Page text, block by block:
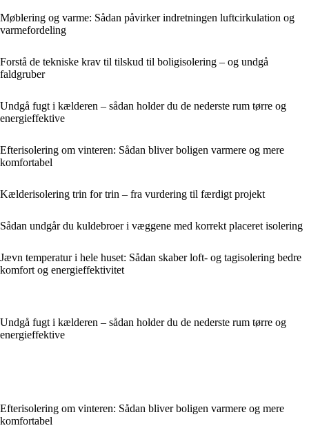
Møblering og varme: Sådan påvirker indretningen luftcirkulation og
varmefordeling
Forstå de tekniske krav til tilskud til boligisolering – og undgå
faldgruber
Undgå fugt i kælderen – sådan holder du de nederste rum tørre og
energieffektive
Efterisolering om vinteren: Sådan bliver boligen varmere og mere
komfortabel
Kælderisolering trin for trin – fra vurdering til færdigt projekt
Sådan undgår du kuldebroer i væggene med korrekt placeret isolering
Jævn temperatur i hele huset: Sådan skaber loft- og tagisolering bedre
komfort og energieffektivitet
Undgå fugt i kælderen – sådan holder du de nederste rum tørre og
energieffektive
Efterisolering om vinteren: Sådan bliver boligen varmere og mere
komfortabel